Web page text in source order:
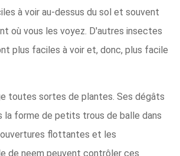
à voir au-dessus du sol et souvent
où vous les voyez. D'autres insectes
plus faciles à voir et, donc, plus facile
toutes sortes de plantes. Ses dégâts
la forme de petits trous de balle dans
flottantes et les
de neem peuvent contrôler ces